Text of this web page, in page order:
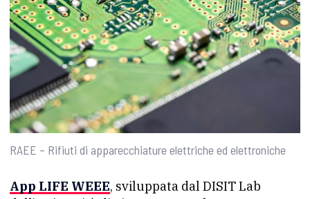
RAEE – Rifiuti di apparecchiature elettriche ed elettroniche
App LIFE WEEE, sviluppata dal DISIT Lab